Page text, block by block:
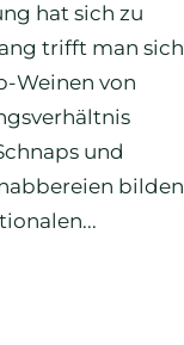
hat sich zu
trifft man sich
Weinen von
und
bilden